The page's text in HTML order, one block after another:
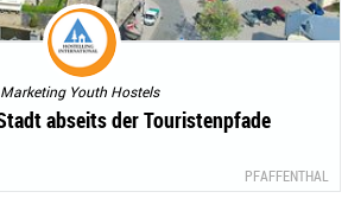
Marketing Youth Hostels
abseits der Touristenpfade
PFAFFENTHAL